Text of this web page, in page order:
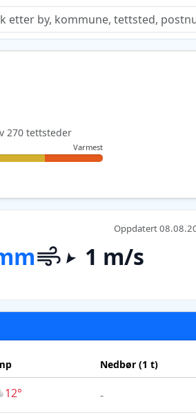
270 tettsteder
Varmest
Oppdatert
1 m/s
Nedbør (1 t)
12° -